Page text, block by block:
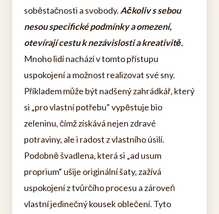
soběstačnosti a svobody. Ačkoliv s sebou
nesou specifické podmínky a omezení,
otevírají cestu k nezávislosti a kreativitě.
Mnoho lidí nachází v tomto přístupu
uspokojení a možnost realizovat své sny.
Příkladem může být nadšený zahrádkář, který
si „pro vlastní potřebu“ vypěstuje bio
zeleninu, čímž získává nejen zdravé
potraviny, ale i radost z vlastního úsilí.
Podobně švadlena, která si „ad usum
proprium“ ušije originální šaty, zažívá
uspokojení z tvůrčího procesu a zároveň
vlastní jedinečný kousek oblečení. Tyto